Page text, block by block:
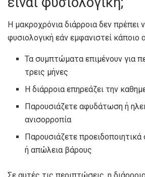
Η μακροχρόνια διάρροια δεν πρέπει
φυσιολογική εάν εμφανιστεί κάποιο
Τα συμπτώματα επιμένουν για
τρεις μήνες
Η διάρροια επηρεάζει την
Παρουσιάζετε αφυδάτωση ή
ανισορροπία
Παρουσιάζετε
ή απώλεια βάρους